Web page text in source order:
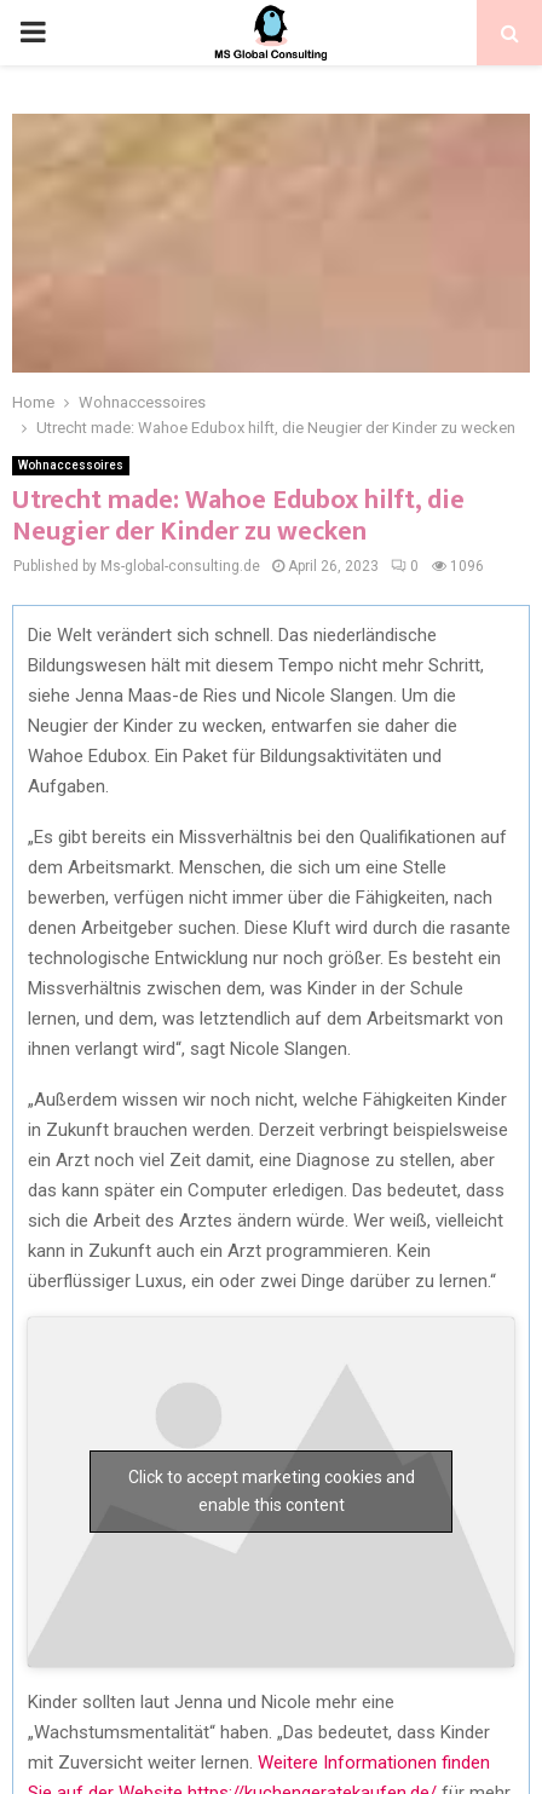
Home
Wohnaccessoires
Utrecht made: Wahoe Edubox hilft, die Neugier der Kinder zu wecken
Wohnaccessoires
Utrecht made: Wahoe Edubox hilft, die
Neugier der Kinder zu wecken
Published by Ms-global-consulting.de April 26, 2023 0 1096
Die Welt verändert sich schnell. Das niederländische
Bildungswesen hält mit diesem Tempo nicht mehr Schritt,
siehe Jenna Maas-de Ries und Nicole Slangen. Um die
Neugier der Kinder zu wecken, entwarfen sie daher die
Wahoe Edubox. Ein Paket für Bildungsaktivitäten und
Aufgaben.
„Es gibt bereits ein Missverhältnis bei den Qualifikationen auf
dem Arbeitsmarkt. Menschen, die sich um eine Stelle
bewerben, verfügen nicht immer über die Fähigkeiten, nach
denen Arbeitgeber suchen. Diese Kluft wird durch die rasante
technologische Entwicklung nur noch größer. Es besteht ein
Missverhältnis zwischen dem, was Kinder in der Schule
lernen, und dem, was letztendlich auf dem Arbeitsmarkt von
ihnen verlangt wird“, sagt Nicole Slangen.
„Außerdem wissen wir noch nicht, welche Fähigkeiten Kinder
in Zukunft brauchen werden. Derzeit verbringt beispielsweise
ein Arzt noch viel Zeit damit, eine Diagnose zu stellen, aber
das kann später ein Computer erledigen. Das bedeutet, dass
sich die Arbeit des Arztes ändern würde. Wer weiß, vielleicht
kann in Zukunft auch ein Arzt programmieren. Kein
überflüssiger Luxus, ein oder zwei Dinge darüber zu lernen.“
Click to accept marketing cookies and
enable this content
Kinder sollten laut Jenna und Nicole mehr eine
„Wachstumsmentalität“ haben. „Das bedeutet, dass Kinder
mit Zuversicht weiter lernen. Weitere Informationen finden